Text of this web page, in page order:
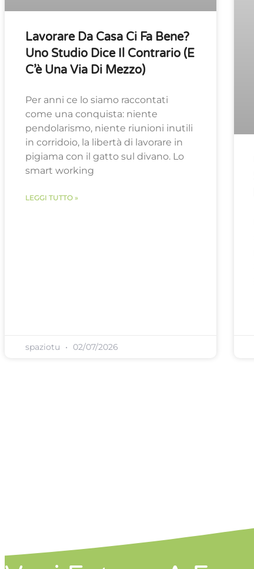
Lavorare Da Casa Ci Fa Bene?
Uno Studio Dice Il Contrario (e
C’è Una Via Di Mezzo)
Per anni ce lo siamo raccontati
come una conquista: niente
pendolarismo, niente riunioni inutili
in corridoio, la libertà di lavorare in
pigiama con il gatto sul divano. Lo
smart working
LEGGI TUTTO »
spaziotu 02/07/2026